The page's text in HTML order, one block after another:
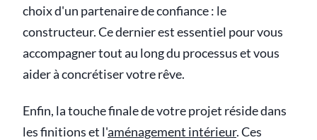
choix d'un partenaire de confiance : le
constructeur. Ce dernier est essentiel pour vous
accompagner tout au long du processus et vous
aider à concrétiser votre rêve.
Enfin, la touche finale de votre projet réside dans
les finitions et l'aménagement intérieur. Ces